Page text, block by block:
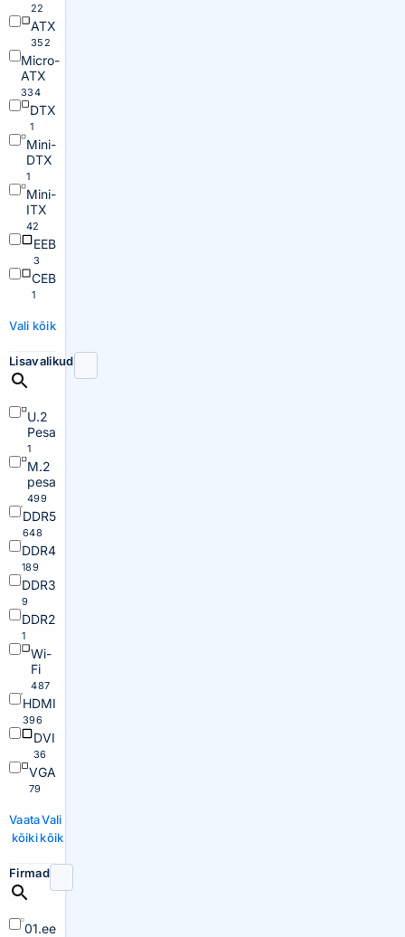
22
ATX
352
Micro-
ATX
334
DTX
1
Mini-
DTX
1
Mini-
ITX
42
EEB
3
CEB
1
Vali kõik
Lisavalikud
U.2
Pesa
1
M.2
pesa
499
DDR5
648
DDR4
189
DDR3
9
DDR2
1
Wi-
Fi
487
HDMI
396
DVI
36
VGA
79
Vaata
kõiki
Vali
kõik
Firmad
01.ee